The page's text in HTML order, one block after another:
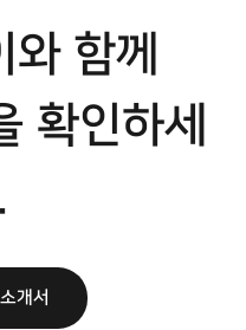
함께
확인하세
개서